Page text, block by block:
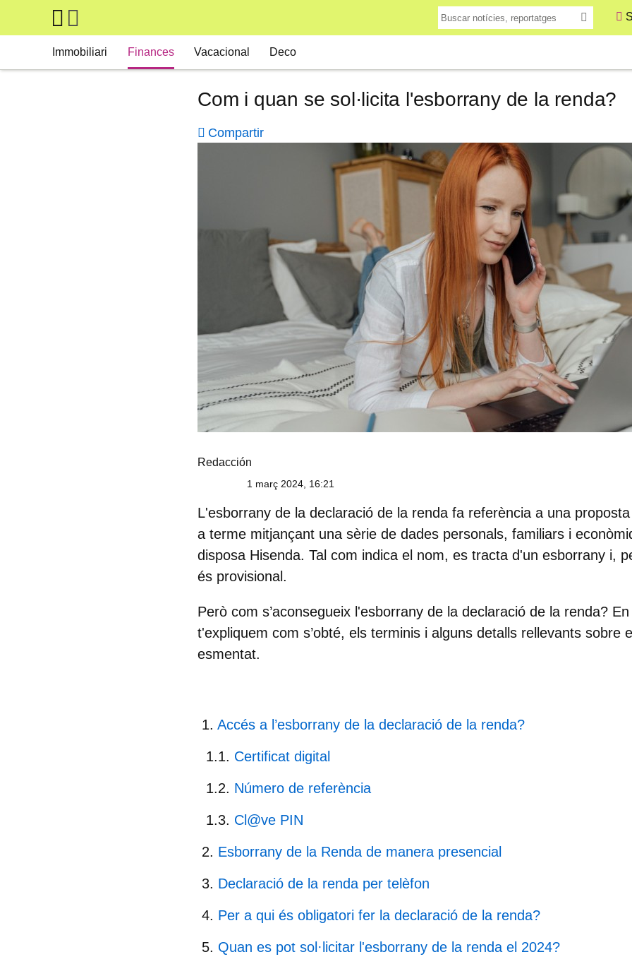
Skip to main content
Immobiliari Finances Vacacional Deco
Com i quan se sol·licita l'esborrany de la renda?
Compartir
Redacción
1 març 2024, 16:21
L'esborrany de la declaració de la renda fa referència a una
a terme mitjançant una sèrie de dades personals, familiars i
disposa Hisenda. Tal com indica el nom, es tracta d'un esborrany i,
és provisional.
Però com s’aconsegueix l'esborrany de la declaració de la renda?
t'expliquem com s’obté, els terminis i alguns detalls rellevants sobre
esmentat.
Accés a l’esborrany de la declaració de la renda?
Certificat digital
Número de referència
Cl@ve PIN
Esborrany de la Renda de manera presencial
Declaració de la renda per telèfon
Per a qui és obligatori fer la declaració de la renda?
Quan es pot sol·licitar l'esborrany de la renda el 2024?